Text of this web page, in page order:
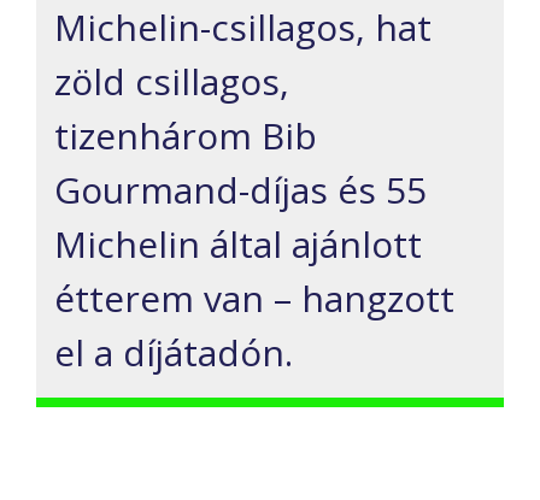
Michelin-csillagos, hat
zöld csillagos,
tizenhárom Bib
Gourmand-díjas és 55
Michelin által ajánlott
étterem van – hangzott
el a díjátadón.